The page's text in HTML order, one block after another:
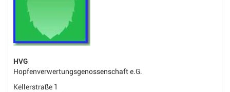
HVG
Hopfenverwertungsgenossenschaft e.G.
Kellerstraße 1